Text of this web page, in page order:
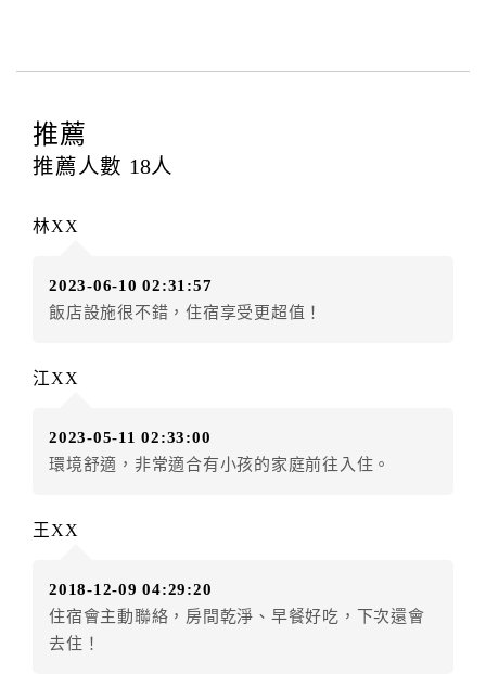
四、訂單異動
提出申辦不得異動訂單。
每筆訂單異動限定
辦理取消退款。
房者應補足差額。（限原訂飯店）
房者不得要求退其差額。（限原訂飯店）
額3個月
．訂房者使用「保留住宿金額」時，請注意！為避免飯
店客滿，敬請及早計畫，如逾時未提出申辦，視同無條
．每筆訂單異動限定乙次，限原訂飯店，異動完成後不
訂房者應補足差額。 限原訂飯店
．訂單異動後，訂單費用總計小於原訂單費用總計時，
推薦
推薦人數 18人
林XX
2023-06-10 02:31:57
飯店設施很不錯，住宿享受更超值！
江XX
2023-05-11 02:33:00
環境舒適，非常適合有小孩的家庭前往入住。
王XX
2018-12-09 04:29:20
住宿會主動聯絡，房間乾淨、早餐好吃，下次還會
去住！